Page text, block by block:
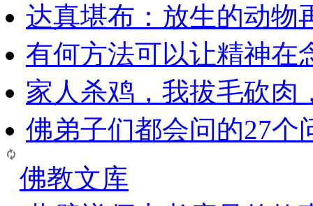
达真堪布：放生的动物
有何方法可以让精神在
家人杀鸡，我拔毛砍肉
佛弟子们都会问的27个
佛教文库